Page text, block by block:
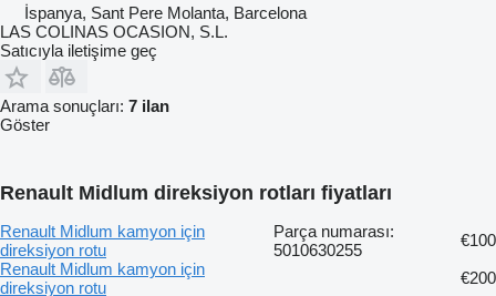
İspanya, Sant Pere Molanta, Barcelona
LAS COLINAS OCASION, S.L.
Satıcıyla iletişime geç
Arama sonuçları: 7 ilan
Göster
Renault Midlum direksiyon rotları fiyatları
Renault Midlum kamyon için
direksiyon rotu
Parça numarası:
5010630255
€100
Renault Midlum kamyon için
direksiyon rotu
€200